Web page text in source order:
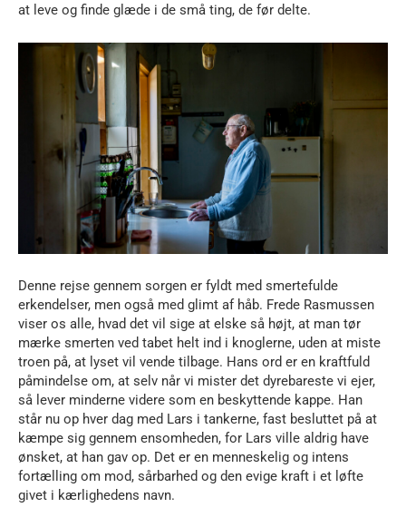
at leve og finde glæde i de små ting, de før delte.
Denne rejse gennem sorgen er fyldt med smertefulde
erkendelser, men også med glimt af håb. Frede Rasmussen
viser os alle, hvad det vil sige at elske så højt, at man tør
mærke smerten ved tabet helt ind i knoglerne, uden at miste
troen på, at lyset vil vende tilbage. Hans ord er en kraftfuld
påmindelse om, at selv når vi mister det dyrebareste vi ejer,
så lever minderne videre som en beskyttende kappe. Han
står nu op hver dag med Lars i tankerne, fast besluttet på at
kæmpe sig gennem ensomheden, for Lars ville aldrig have
ønsket, at han gav op. Det er en menneskelig og intens
fortælling om mod, sårbarhed og den evige kraft i et løfte
givet i kærlighedens navn.